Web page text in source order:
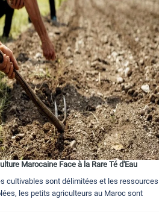
Marocaine Face à la Rare Té d'Eau
cultivables sont délimitées et les ressources
les petits agriculteurs au Maroc sont